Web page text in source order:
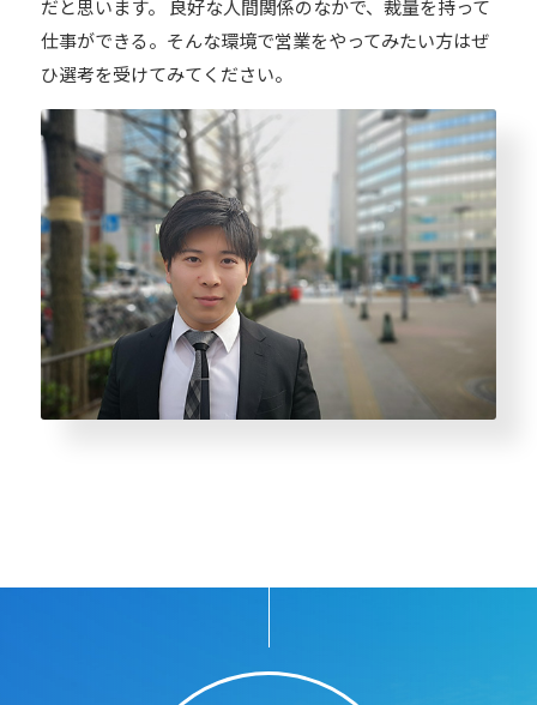
だと思います。 良好な人間関係のなかで、裁量を持って
仕事ができる。そんな環境で営業をやってみたい方はぜ
ひ選考を受けてみてください。